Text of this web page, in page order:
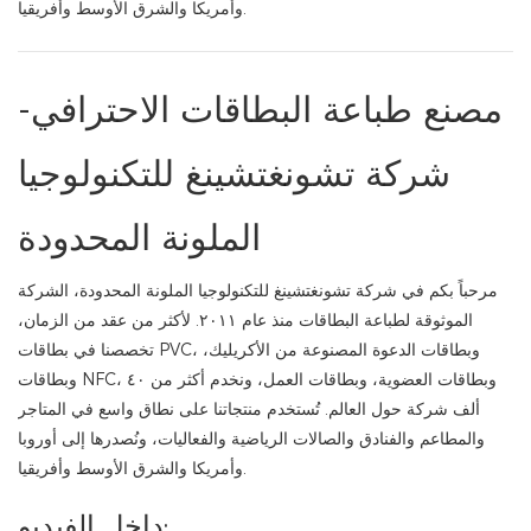
وأمريكا والشرق الأوسط وأفريقيا.
مصنع طباعة البطاقات الاحترافي-
شركة تشونغتشينغ للتكنولوجيا
الملونة المحدودة
مرحباً بكم في شركة تشونغتشينغ للتكنولوجيا الملونة المحدودة، الشركة
الموثوقة لطباعة البطاقات منذ عام ٢٠١١. لأكثر من عقد من الزمان،
تخصصنا في بطاقات PVC، وبطاقات الدعوة المصنوعة من الأكريليك،
وبطاقات NFC، وبطاقات العضوية، وبطاقات العمل، ونخدم أكثر من ٤٠
ألف شركة حول العالم. تُستخدم منتجاتنا على نطاق واسع في المتاجر
والمطاعم والفنادق والصالات الرياضية والفعاليات، ونُصدرها إلى أوروبا
وأمريكا والشرق الأوسط وأفريقيا.